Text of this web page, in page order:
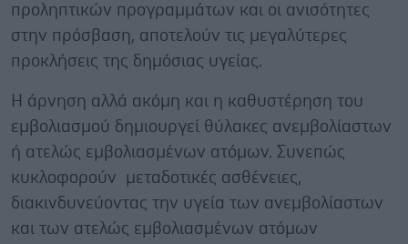
προληπτικών προγραμμάτων και οι ανισότητες
στην πρόσβαση, αποτελούν τις μεγαλύτερες
προκλήσεις της δημόσιας υγείας.
Η άρνηση αλλά ακόμη και η καθυστέρηση του
εμβολιασμού δημιουργεί θύλακες ανεμβολίαστων
ή ατελώς εμβολιασμένων ατόμων. Συνεπώς
κυκλοφορούν μεταδοτικές ασθένειες,
διακινδυνεύοντας την υγεία των ανεμβολίαστων
και των ατελώς εμβολιασμένων ατόμων